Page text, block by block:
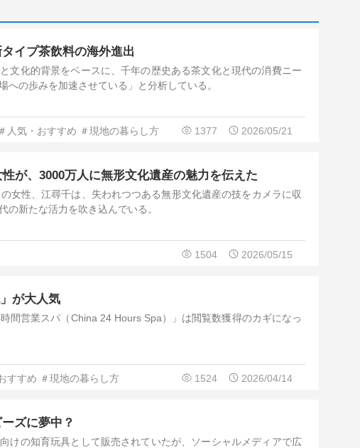
イプ茶飲料の海外進出
文化的背景をベースに、千年の歴史ある茶文化と現代の消費ニー
への歩みを加速させている」と分析している。
＃人気・おすすめ ＃現地の暮らし方 1377 2026/05/21
が、3000万人に無形文化遺産の魅力を伝えた
女性、江尋千は、失われつつある無形文化遺産の技をカメラに収
の新たな活力を吹き込んでいる。
1504 2026/05/15
が大人気
間営業スパ（China 24 Hours Spa）」は閲覧数獲得のカギになっ
すすめ ＃現地の暮らし方 1524 2026/04/14
ズに夢中？
けの知育玩具として販売されていたが、ソーシャルメディアで広